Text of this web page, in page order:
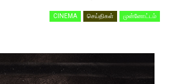
CINEMA செய்திகள் முன்னோட்டம்